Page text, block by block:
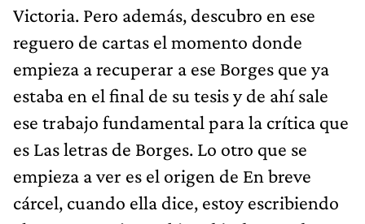
Victoria. Pero además, descubro en ese
reguero de cartas el momento donde
empieza a recuperar a ese Borges que ya
estaba en el final de su tesis y de ahí sale
ese trabajo fundamental para la crítica que
es Las letras de Borges. Lo otro que se
empieza a ver es el origen de En breve
cárcel, cuando ella dice, estoy escribiendo